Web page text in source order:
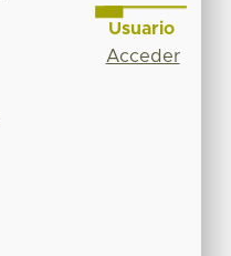
Usuario
Acceder